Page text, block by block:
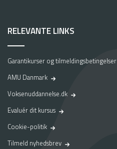
RELEVANTE LINKS
Garantikurser og tilmeldingsbetingelser
AMU Danmark
Voksenuddannelse.dk
Evaluér dit kursus
Cookie-politik
Tilmeld nyhedsbrev